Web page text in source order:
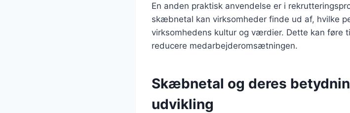
En anden praktisk anvendelse er i
skæbnetal kan virksomheder finde ud af, hvilke
virksomhedens kultur og værdier. Dette kan føre
reducere medarbejderomsætningen.
Skæbnetal og deres
udvikling